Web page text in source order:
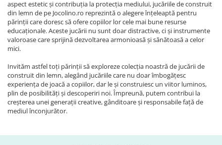
aspect estetic și contribuția la protecția mediului, jucăriile de construit
din lemn de pe Jocolino.ro reprezintă o alegere înțeleaptă pentru
părinții care doresc să ofere copiilor lor cele mai bune resurse
educaționale. Aceste jucării nu sunt doar distractive, ci și instrumente
valoroase care sprijină dezvoltarea armonioasă și sănătoasă a celor
mici.
Invităm astfel toți părinții să exploreze colecția noastră de jucării de
construit din lemn, alegând jucăriile care nu doar îmbogățesc
experiența de joacă a copiilor, dar le și construiesc un viitor luminos,
plin de posibilități și descoperiri noi. Împreună, putem contribui la
creșterea unei generații creative, gânditoare și responsabile față de
mediul înconjurător.